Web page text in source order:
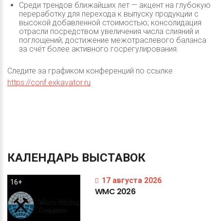
Среди трендов ближайших лет — акцент на глубокую
переработку для перехода к выпуску продукции с
высокой добавленной стоимостью; консолидация
отрасли посредством увеличения числа слияний и
поглощений; достижение межотраслевого баланса
за счёт более активного госрегулирования.
Следите за графиком конференций по ссылке
https://conf.exkavator.ru
КАЛЕНДАРЬ ВЫСТАВОК
16+ 17 августа 2026
WMC 2026